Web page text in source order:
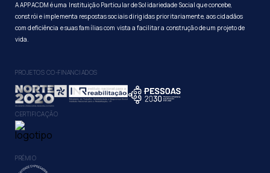
A APPACDM é uma Instituição Particular de Solidariedade Social que concebe,
constrói e implementa respostas sociais dirigidas prioritariamente, aos cidadãos
com deficiência e suas famílias com vista a facilitar a construção de um projeto de
vida.
PROJETOS CO-FINANCIADOS
CERTIFICAÇÃO
PRÉMIO